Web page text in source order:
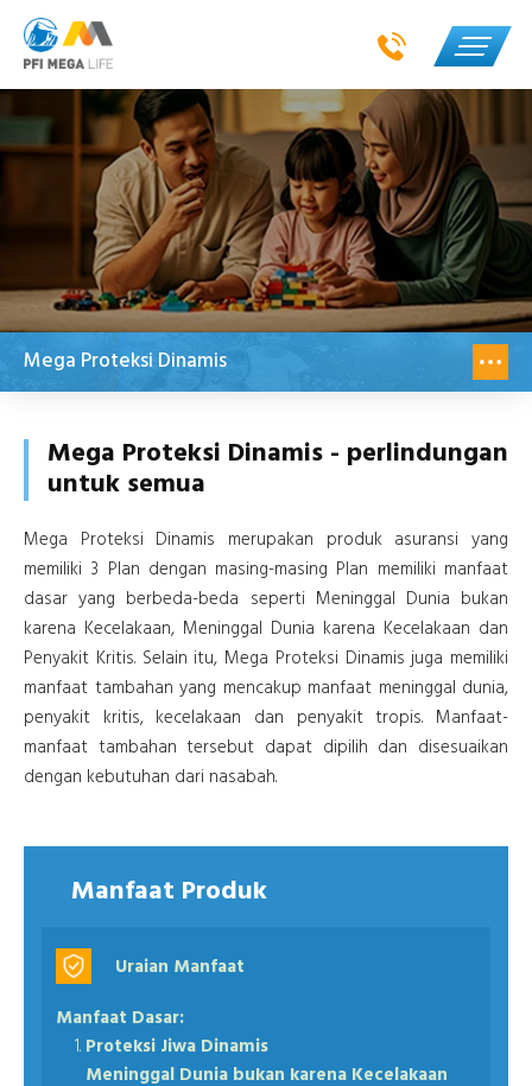
Mega Proteksi Dinamis
Mega Proteksi Dinamis - perlindungan
untuk semua
Mega Proteksi Dinamis merupakan produk asuransi yang
memiliki 3 Plan dengan masing-masing Plan memiliki manfaat
dasar yang berbeda-beda seperti Meninggal Dunia bukan
karena Kecelakaan, Meninggal Dunia karena Kecelakaan dan
Penyakit Kritis. Selain itu, Mega Proteksi Dinamis juga memiliki
manfaat tambahan yang mencakup manfaat meninggal dunia,
penyakit kritis, kecelakaan dan penyakit tropis. Manfaat-
manfaat tambahan tersebut dapat dipilih dan disesuaikan
dengan kebutuhan dari nasabah.
Uraian Manfaat
Manfaat Dasar:
Proteksi Jiwa Dinamis
Meninggal Dunia bukan karena Kecelakaan
Manfaat Produk